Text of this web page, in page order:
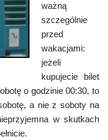
ważną
szczególnie
przed
wakacjami:
jeżeli
kupujecie bilet
o godzinie 00:30, to
a nie z soboty na
w skutkach